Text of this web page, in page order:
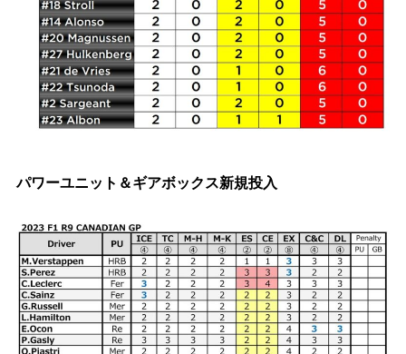
パワーユニット＆ギアボックス新規投入